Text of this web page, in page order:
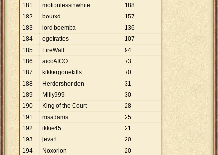
181
motionlessinwhite
188
182
beurxd
157
183
lord boemba
136
184
egelrattes
107
185
FireWall
94
186
aicoAICO
73
187
kikkergonekills
70
188
Herdershonden
31
189
Milly999
30
190
King of the Court
28
191
msadams
25
192
ikkie45
21
193
jevari
20
194
Noxorion
20